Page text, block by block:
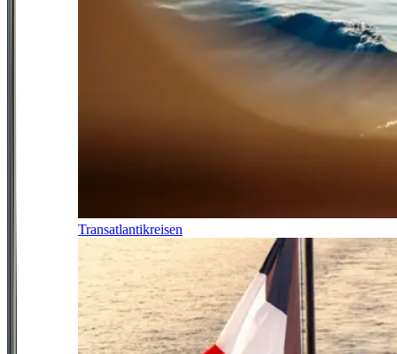
Transatlantikreisen